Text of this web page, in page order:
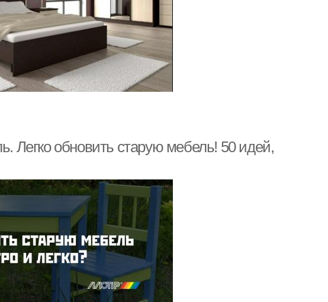
Легко обновить старую мебель! 50 идей,